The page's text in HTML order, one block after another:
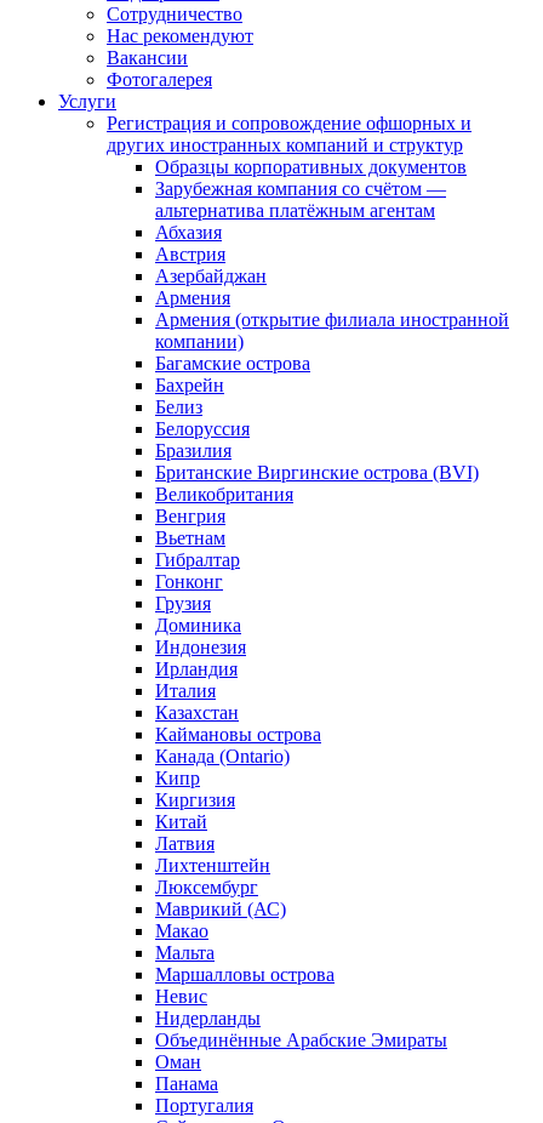
Сотрудничество
Нас рекомендуют
Вакансии
Фотогалерея
Услуги
Регистрация и сопровождение офшорных и
других иностранных компаний и структур
Образцы корпоративных документов
Зарубежная компания со счётом —
альтернатива платёжным агентам
Абхазия
Австрия
Азербайджан
Армения
Армения (открытие филиала иностранной
компании)
Багамские острова
Бахрейн
Белиз
Белоруссия
Бразилия
Британские Виргинские острова (BVI)
Великобритания
Венгрия
Вьетнам
Гибралтар
Гонконг
Грузия
Доминика
Индонезия
Ирландия
Италия
Казахстан
Каймановы острова
Канада (Ontario)
Кипр
Киргизия
Китай
Латвия
Лихтенштейн
Люксембург
Маврикий (АС)
Макао
Мальта
Маршалловы острова
Нeвис
Нидерланды
Объединённые Арабские Эмираты
Оман
Панама
Португалия